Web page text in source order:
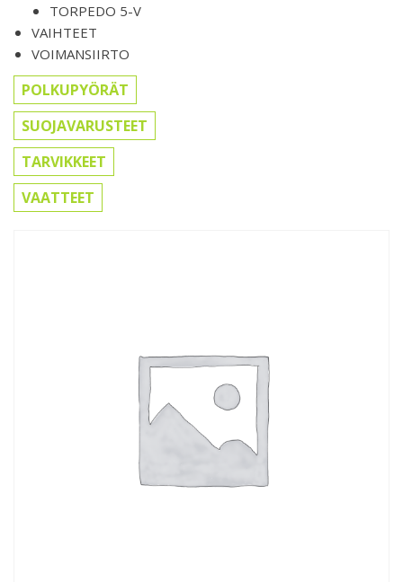
TORPEDO 5-V
VAIHTEET
VOIMANSIIRTO
POLKUPYÖRÄT
SUOJAVARUSTEET
TARVIKKEET
VAATTEET